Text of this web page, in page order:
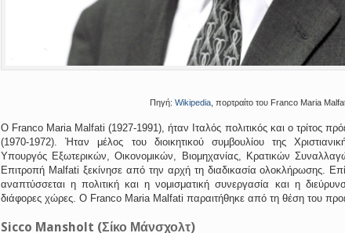
Πηγή: Wikipedia, πορτραίτο του Franco Maria
Ο Franco Maria Malfati (1927-1991), ήταν Ιταλός πολιτικός και ο τρίτος
(1970-1972). Ήταν μέλος του διοικητικού συμβουλίου της
Υπουργός Εξωτερικών, Οικονομικών, Βιομηχανίας, Κρατικών
Επιτροπή Malfati ξεκίνησε από την αρχή τη διαδικασία ολοκλήρωσης.
αναπτύσσεται η πολιτική και η νομισματική συνεργασία και η
διάφορες χώρες. Ο Franco Maria Malfati παραιτήθηκε από τη θέση του
Sicco Mansholt (Σίκο Μάνσχολτ)